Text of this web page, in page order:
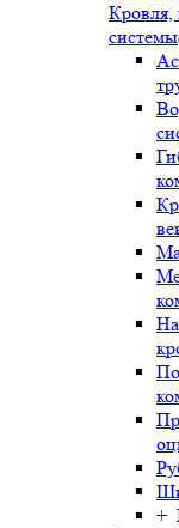
Кровля,
системы
+